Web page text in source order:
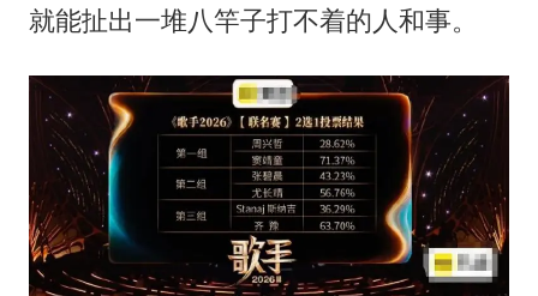
就能扯出一堆八竿子打不着的人和事。